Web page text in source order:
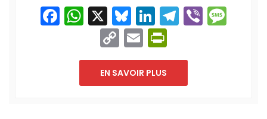
Facebook
WhatsApp
X Bluesky
LinkedIn
Telegram
Viber
Copy
Link
Email
EN SAVOIR PLUS